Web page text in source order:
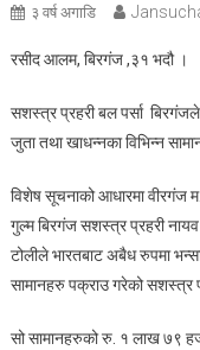
३ वर्ष अगाडि
रसीद आलम, बिरगंज ,३१ भदौ ।
सशस्त्र प्रहरी बल पर्सा
जुता तथा खाधन्नका विभिन्न
विशेष सूचनाको आधारमा वीरगंज
गुल्म बिरगंज सशस्त्र प्रहरी
टोलीले भारतबाट अबैध रुपमा
सामानहरु पक्राउ गरेको सशस्त्र
सो सामानहरुको रु. १ लाख ७९